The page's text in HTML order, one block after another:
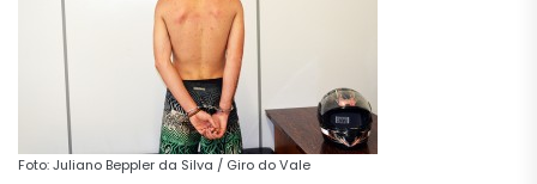
Foto: Juliano Beppler da Silva / Giro do Vale